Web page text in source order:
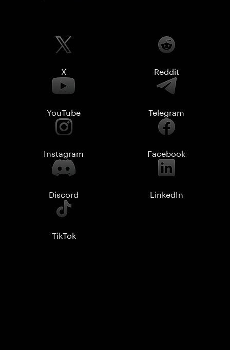
X Reddit
YouTube Telegram
Instagram Facebook
Discord LinkedIn
TikTok